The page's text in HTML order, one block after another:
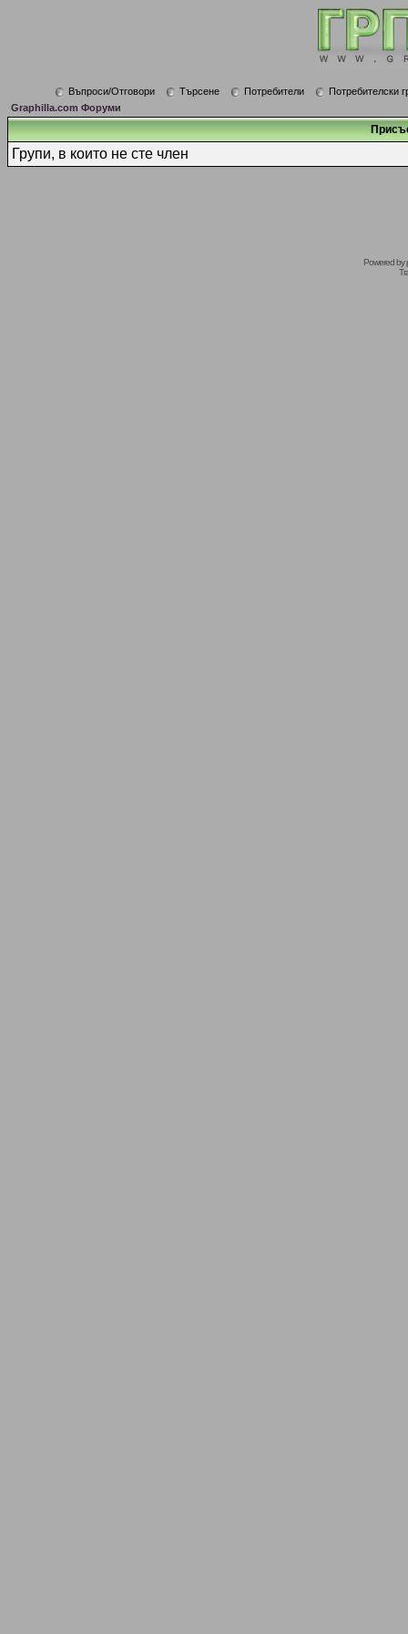
Въпроси/Отговори Търсене Потребители
Потребителски
Graphilla.com Форуми
Групи, в които не сте член
Powered by